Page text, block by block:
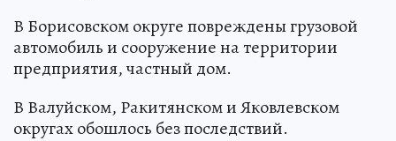
В Борисовском округе повреждены грузовой
автомобиль и сооружение на территории
предприятия, частный дом.
В Валуйском, Ракитянском и Яковлевском
округах обошлось без последствий.